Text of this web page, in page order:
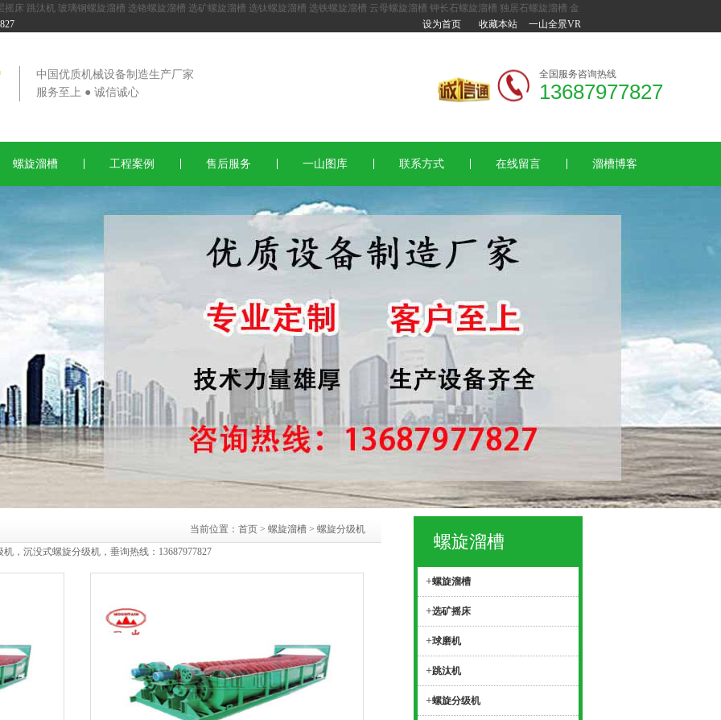
摇床 跳汰机 玻璃钢螺旋溜槽 选铬螺旋溜槽 选矿螺旋溜槽 选钛螺旋溜槽 选铁螺旋溜槽 云母螺旋溜槽 钾长石螺旋溜槽 独居石螺旋溜槽 金
设为首页 收藏本站 一山全景VR
中国优质机械设备制造生产厂家
服务至上 ● 诚信诚心
全国服务咨询热线
13687977827
螺旋溜槽 工程案例 售后服务 一山图库 联系方式 在线留言 溜槽博客
当前位置： 首页 > 螺旋溜槽 > 螺旋分级机
，沉没式螺旋分级机，垂询热线：13687977827
螺旋溜槽
+螺旋溜槽
+选矿摇床
+球磨机
+跳汰机
+螺旋分级机